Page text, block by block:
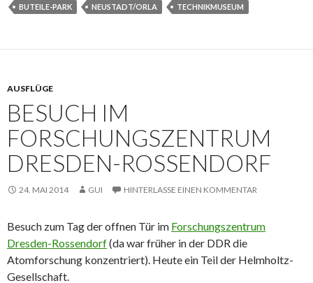
BUTEILE-PARK NEUSTADT/ORLA TECHNIKMUSEUM
AUSFLÜGE
BESUCH IM
FORSCHUNGSZENTRUM
DRESDEN-ROSSENDORF
24. MAI 2014 GUI HINTERLASSE EINEN KOMMENTAR
Besuch zum Tag der offnen Tür im Forschungszentrum
Dresden-Rossendorf(da war früher in der DDR die
Atomforschung konzentriert). Heute ein Teil der Helmholtz-
Gesellschaft.